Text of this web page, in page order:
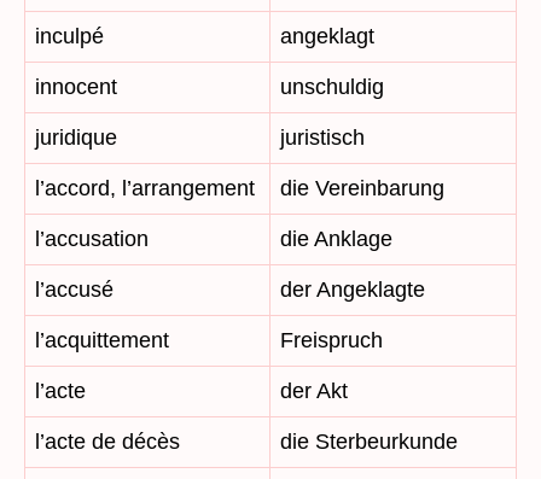
inculpé angeklagt
innocent unschuldig
juridique juristisch
l’accord, l’arrangement die Vereinbarung
l’accusation die Anklage
l’accusé der Angeklagte
l’acquittement Freispruch
l’acte der Akt
l’acte de décès die Sterbeurkunde